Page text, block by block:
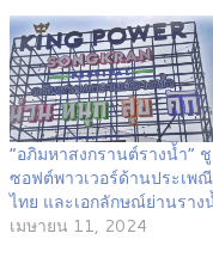
“อภิมหาสงกรานต์รางน้ำ” ชู
ซอฟต์พาวเวอร์ด้านประเพณี
ไทย และเอกลักษณ์ย่านราง
เมษายน 11, 2024